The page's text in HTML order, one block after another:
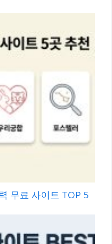
무료 사이트 TOP 5